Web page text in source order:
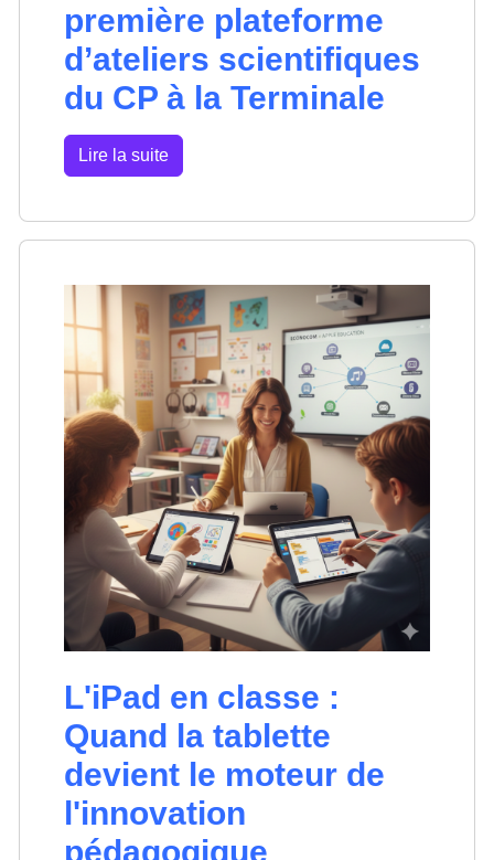
première plateforme
d’ateliers scientifiques
du CP à la Terminale
Lire la suite
L'iPad en classe :
Quand la tablette
devient le moteur de
l'innovation
pédagogique